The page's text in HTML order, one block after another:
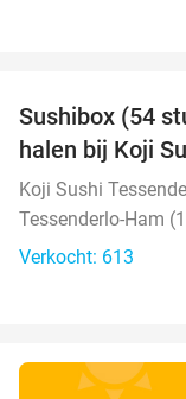
Sushibox (54
halen bij Koji
Koji Sushi
Tessenderlo-Ham
Verkocht: 613